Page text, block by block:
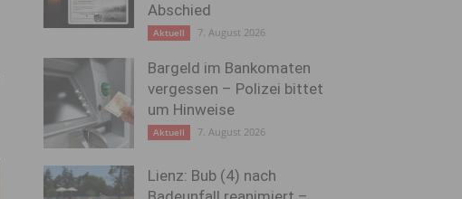
Abschied
Aktuell 7. August 2026
Bargeld im Bankomaten
vergessen – Polizei bittet
um Hinweise
Aktuell 7. August 2026
Lienz: Bub (4) nach